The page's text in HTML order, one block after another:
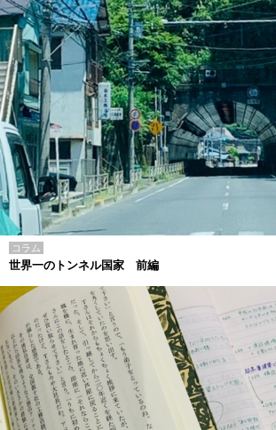
コラム
世界一のトンネル国家 前編